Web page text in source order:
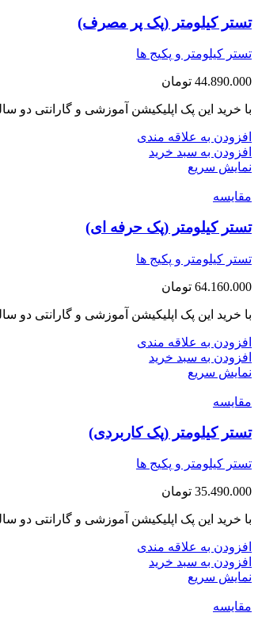
تستر کیلومتر (پک پر مصرف)
تستر کیلومتر و پکیج ها
44.890.000 تومان
با خرید این پک اپلیکیشن آموزشی و گارانتی دو
افزودن به علاقه مندی
افزودن به سبد خرید
نمایش سریع
مقايسه
تستر کیلومتر (پک حرفه ای)
تستر کیلومتر و پکیج ها
64.160.000 تومان
با خرید این پک اپلیکیشن آموزشی و گارانتی دو
افزودن به علاقه مندی
افزودن به سبد خرید
نمایش سریع
مقايسه
تستر کیلومتر (پک کاربردی)
تستر کیلومتر و پکیج ها
35.490.000 تومان
با خرید این پک اپلیکیشن آموزشی و گارانتی دو
افزودن به علاقه مندی
افزودن به سبد خرید
نمایش سریع
مقايسه